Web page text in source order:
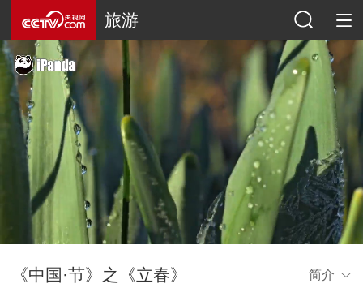
旅游
《中国·节》之《立春》 简介